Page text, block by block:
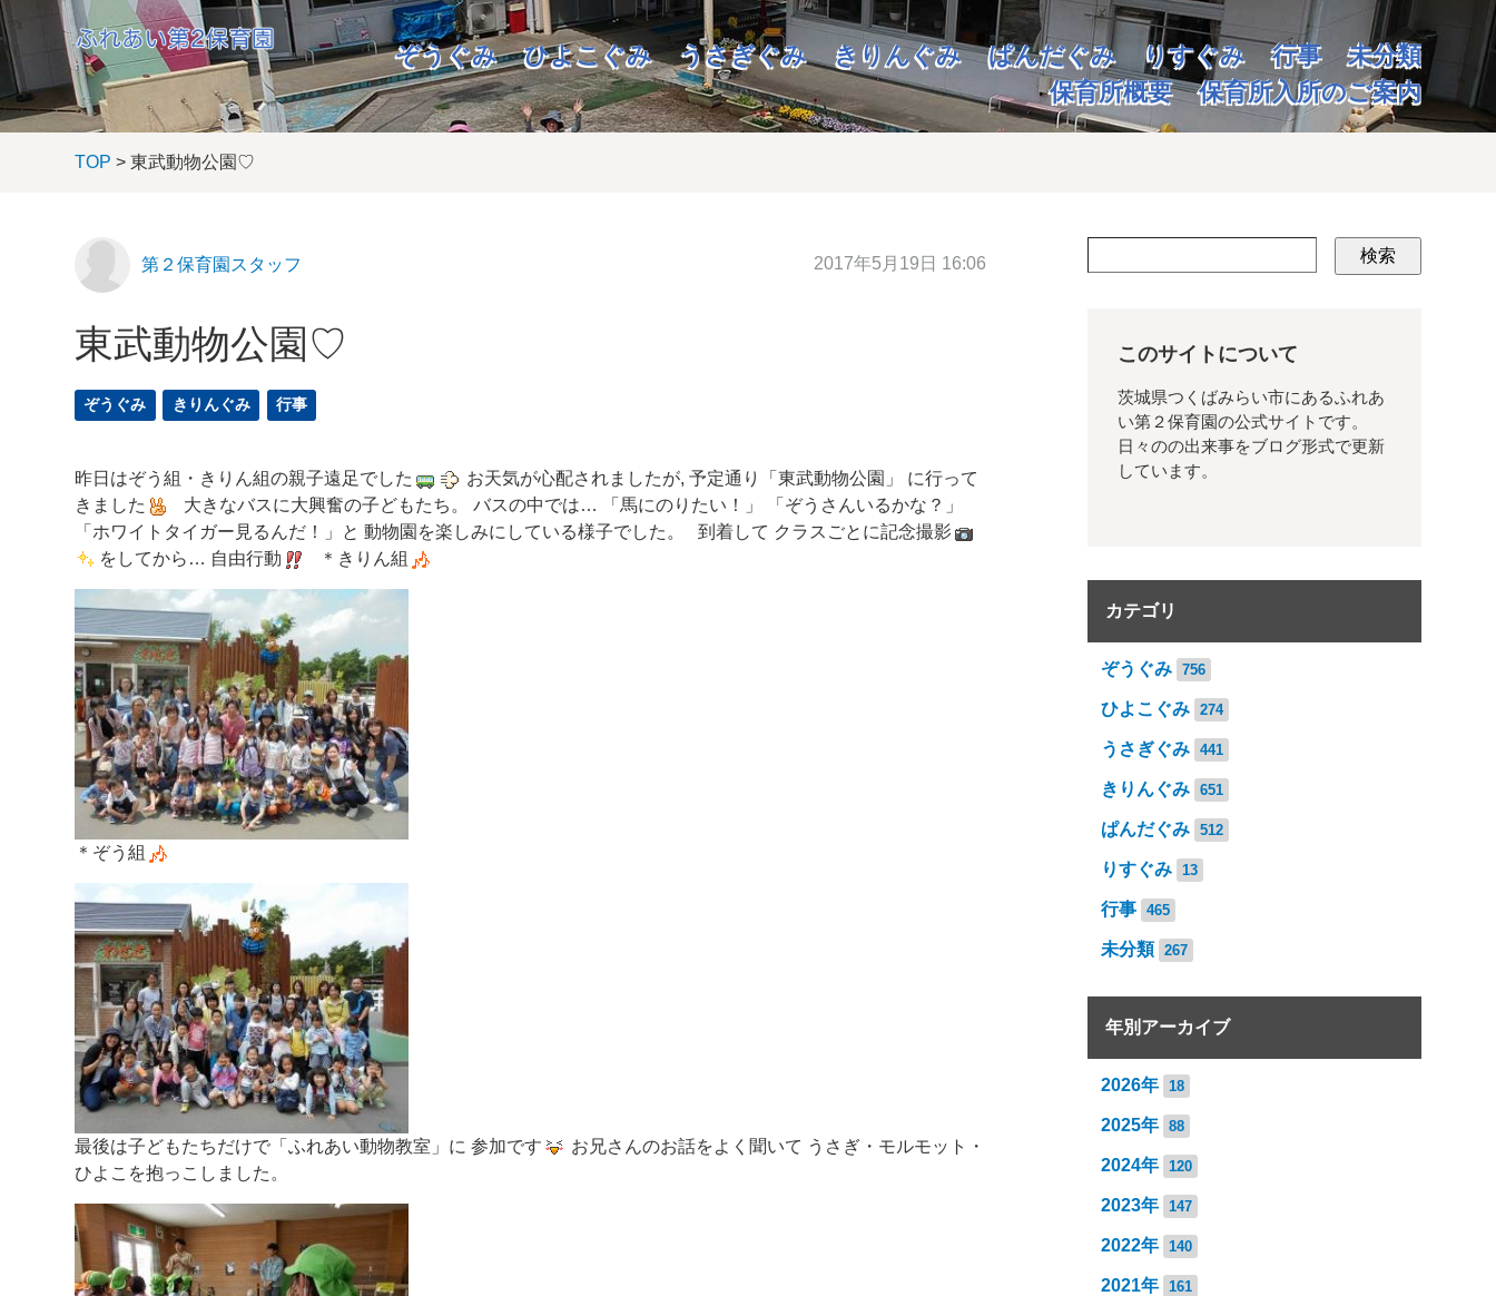
ぞうぐみ ひよこぐみ うさぎぐみ きりんぐみ ぱんだぐみ りすぐみ 行事
未分類
保育所概要
保育所入所のご案内
TOP > 東武動物公園♡
第２保育園スタッフ 2017年5月19日 16:06
東武動物公園♡
ぞうぐみ きりんぐみ 行事
昨日はぞう組・きりん組の親子遠足でした
お天気が心配されましたが, 予定通り「東武動物公園」 に行って
きました
大きなバスに大興奮の子どもたち。 バスの中では… 「馬にのりたい！」 「ぞうさんいるかな？」
「ホワイトタイガー見るんだ！」と 動物園を楽しみにしている様子でした。 到着して クラスごとに記念撮影
をしてから… 自由行動
＊きりん組
＊ぞう組
最後は子どもたちだけで「ふれあい動物教室」に 参加です
お兄さんのお話をよく聞いて うさぎ・モルモット・
ひよこを抱っこしました。
検索
このサイトについて
茨城県つくばみらい市にあるふれあ
い第２保育園の公式サイトです。
日々のの出来事をブログ形式で更新
しています。
カテゴリ
ぞうぐみ 756
ひよこぐみ 274
うさぎぐみ 441
きりんぐみ 651
ぱんだぐみ 512
りすぐみ 13
行事 465
未分類 267
年別アーカイブ
2026年 18
2025年 88
2024年 120
2023年 147
2022年 140
2021年 161